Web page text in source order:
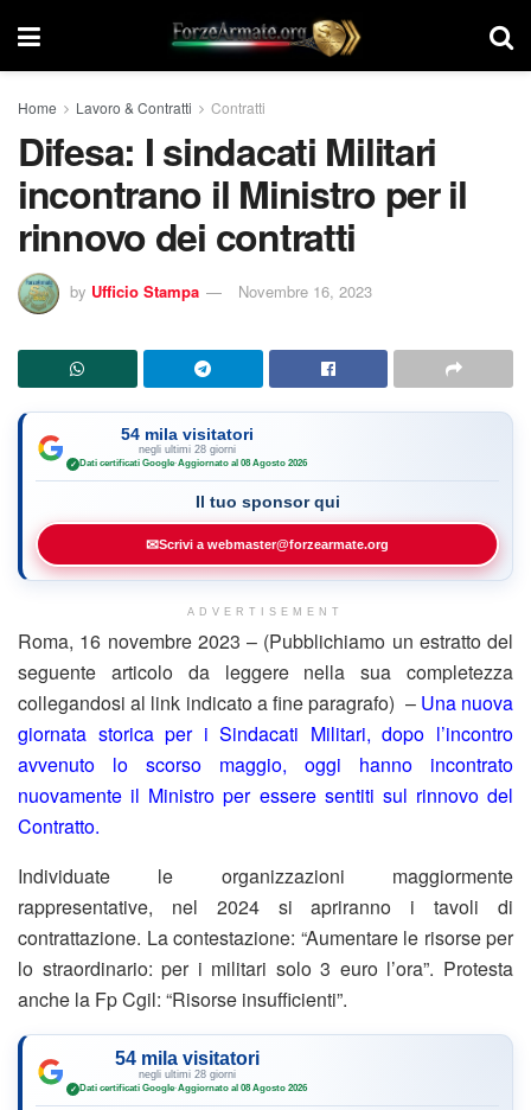
Home Lavoro & Contratti Contratti
Difesa: I sindacati Militari
incontrano il Ministro per il
rinnovo dei contratti
by Ufficio Stampa Novembre 16, 2023
54 mila visitatori
negli ultimi 28 giorni
✓ Dati certificati Google·Aggiornato al 08 Agosto 2026
Il tuo sponsor qui
✉Scrivi a webmaster@forzearmate.org
ADVERTISEMENT
Roma, 16 novembre 2023 – (Pubblichiamo un estratto del
seguente articolo da leggere nella sua completezza
collegandosi al link indicato a fine paragrafo) – Una nuova
giornata storica per i Sindacati Militari, dopo l’incontro
avvenuto lo scorso maggio, oggi hanno incontrato
nuovamente il Ministro per essere sentiti sul rinnovo del
Contratto.
Individuate le organizzazioni maggiormente
rappresentative, nel 2024 si apriranno i tavoli di
contrattazione. La contestazione: “Aumentare le risorse per
lo straordinario: per i militari solo 3 euro l’ora”. Protesta
anche la Fp Cgil: “Risorse insufficienti”.
54 mila visitatori
negli ultimi 28 giorni
✓ Dati certificati Google·Aggiornato al 08 Agosto 2026